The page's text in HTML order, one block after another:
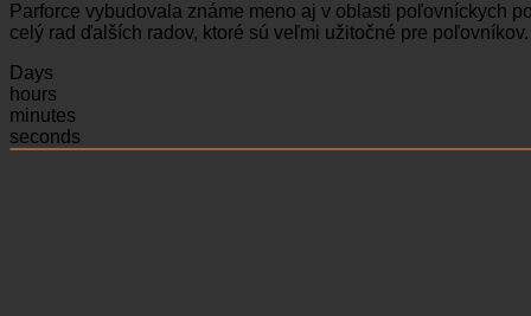
Parforce vybudovala známe meno aj v oblasti poľovníckych
celý rad ďalších radov, ktoré sú veľmi užitočné pre poľovníkov.
Days
hours
minutes
seconds